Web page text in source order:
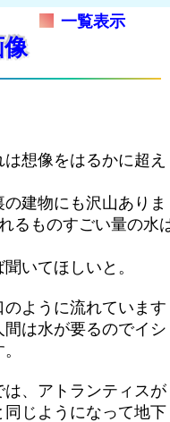
一覧表示
想像をはるかに超え
建物にも沢山ありま
るものすごい量の水
いてほしいと。
ように流れています
は水が要るのでイシ
、アトランティスが
じようになって地下